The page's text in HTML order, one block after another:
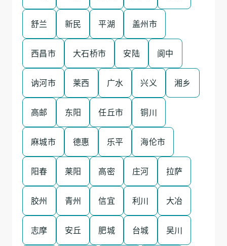
舒兰 新民 平湖 盖州市
西昌市 大石桥市 安陆 阆中
讷河市 莱西 广水 兴义 湘乡
高邮 东阳 任丘市 铜川
麻城市 德惠 乐平 海伦市
阳春 莱阳 高密 庄河 拉萨
胶州 青州 信宜 利川 大冶
志摩 安丘 肥城 台城 吴川